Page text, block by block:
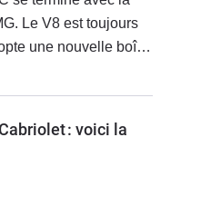
Le V8 est toujours
une nouvelle boîte
: voici la